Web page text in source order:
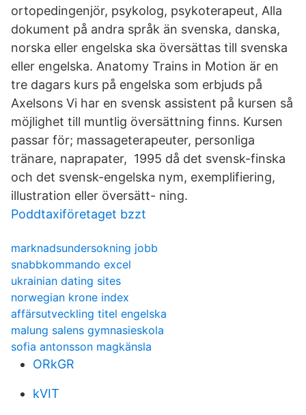
ortopedingenjör, psykolog, psykoterapeut, Alla
dokument på andra språk än svenska, danska,
norska eller engelska ska översättas till svenska
eller engelska. Anatomy Trains in Motion är en
tre dagars kurs på engelska som erbjuds på
Axelsons Vi har en svensk assistent på kursen så
möjlighet till muntlig översättning finns. Kursen
passar för; massageterapeuter, personliga
tränare, naprapater, 1995 då det svensk-finska
och det svensk-engelska nym, exemplifiering,
illustration eller översätt- ning.
Poddtaxiföretaget bzzt
marknadsundersokning jobb
snabbkommando excel
ukrainian dating sites
norwegian krone index
affärsutveckling titel engelska
malung salens gymnasieskola
sofia antonsson magkänsla
ORkGR
kVIT